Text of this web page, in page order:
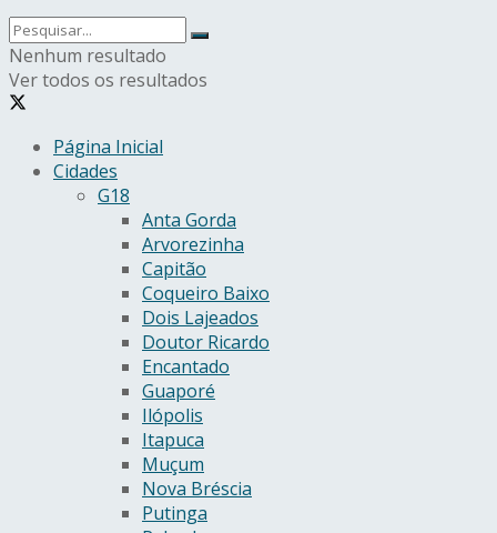
Nenhum resultado
Ver todos os resultados
Página Inicial
Cidades
G18
Anta Gorda
Arvorezinha
Capitão
Coqueiro Baixo
Dois Lajeados
Doutor Ricardo
Encantado
Guaporé
Ilópolis
Itapuca
Muçum
Nova Bréscia
Putinga